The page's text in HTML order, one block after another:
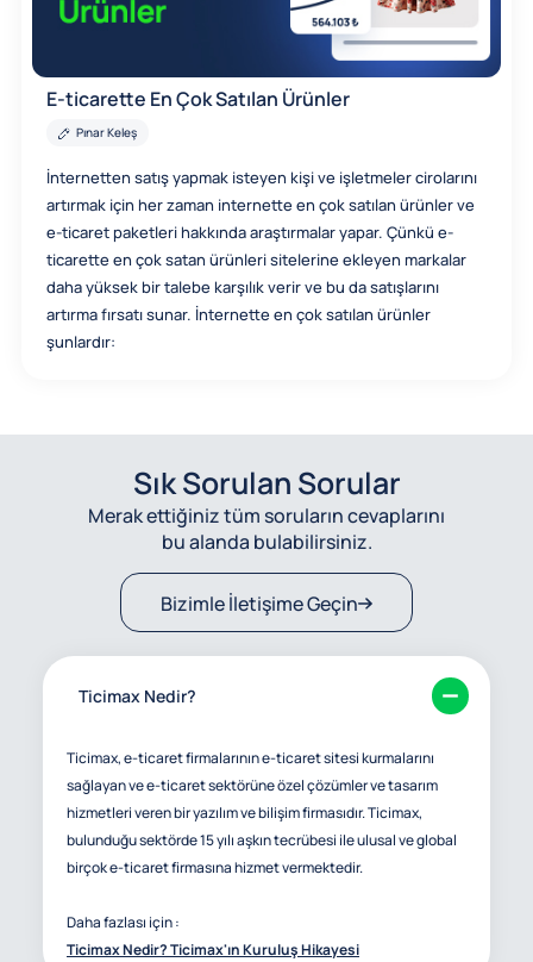
E-ticarette En Çok Satılan Ürünler
Pınar Keleş
İnternetten satış yapmak isteyen kişi ve işletmeler cirolarını
artırmak için her zaman internette en çok satılan ürünler ve
e-ticaret paketleri hakkında araştırmalar yapar. Çünkü e-
ticarette en çok satan ürünleri sitelerine ekleyen markalar
daha yüksek bir talebe karşılık verir ve bu da satışlarını
artırma fırsatı sunar. İnternette en çok satılan ürünler
şunlardır:
Sık Sorulan Sorular
Merak ettiğiniz tüm soruların cevaplarını
bu alanda bulabilirsiniz.
Bizimle İletişime Geçin
Ticimax Nedir?
Ticimax, e-ticaret firmalarının e-ticaret sitesi kurmalarını
sağlayan ve e-ticaret sektörüne özel çözümler ve tasarım
hizmetleri veren bir yazılım ve bilişim firmasıdır. Ticimax,
bulunduğu sektörde 15 yılı aşkın tecrübesi ile ulusal ve global
birçok e-ticaret firmasına hizmet vermektedir.
Daha fazlası için :
Ticimax Nedir? Ticimax'ın Kuruluş Hikayesi